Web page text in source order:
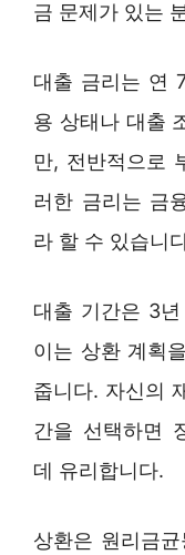
금 문제가 있는
대출 금리는 연
용 상태나 대출
만, 전반적으로
러한 금리는 금
라 할 수 있습니
대출 기간은 3
이는 상환 계획
줍니다. 자신의
간을 선택하면
데 유리합니다.
상환은 원리금